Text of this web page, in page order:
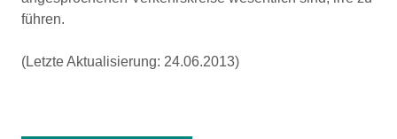
führen.
(Letzte Aktualisierung: 24.06.2013)